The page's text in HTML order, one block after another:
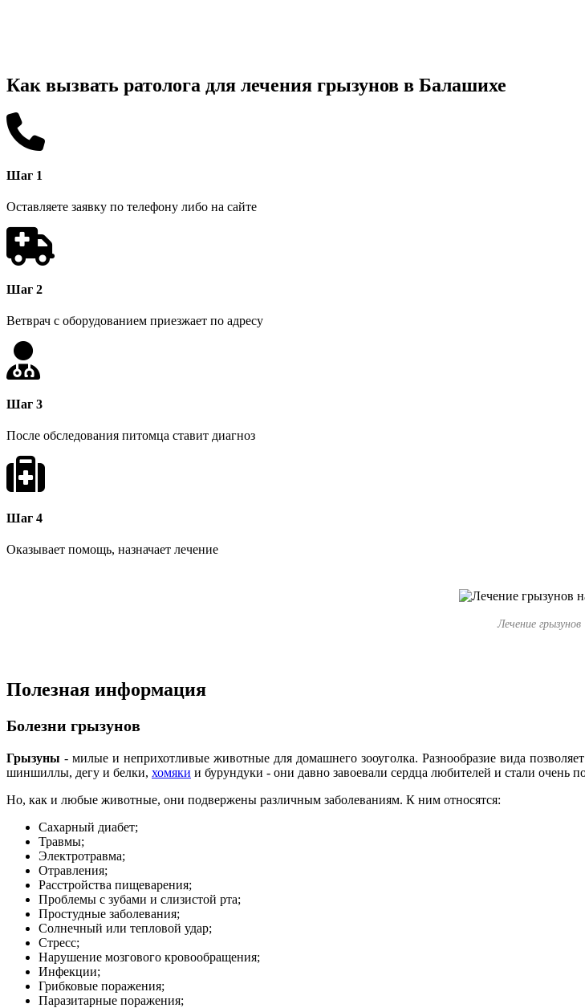
Как вызвать ратолога для лечения грызунов в Балашихе
Шаг 1
Оставляете заявку по телефону либо на сайте
Шаг 2
Ветврач с оборудованием приезжает по адресу
Шаг 3
После обследования питомца ставит диагноз
Шаг 4
Оказывает помощь, назначает лечение
Лечение грызунов
Полезная информация
Болезни грызунов
Грызуны - милые и неприхотливые животные для домашнего зооуголка. Разнообразие вида
шиншиллы, дегу и белки, хомяки и бурундуки - они давно завоевали сердца любителей и стали очень
Но, как и любые животные, они подвержены различным заболеваниям. К ним относятся:
Сахарный диабет;
Травмы;
Электротравма;
Отравления;
Расстройства пищеварения;
Проблемы с зубами и слизистой рта;
Простудные заболевания;
Солнечный или тепловой удар;
Стресс;
Нарушение мозгового кровообращения;
Инфекции;
Грибковые поражения;
Паразитарные поражения;